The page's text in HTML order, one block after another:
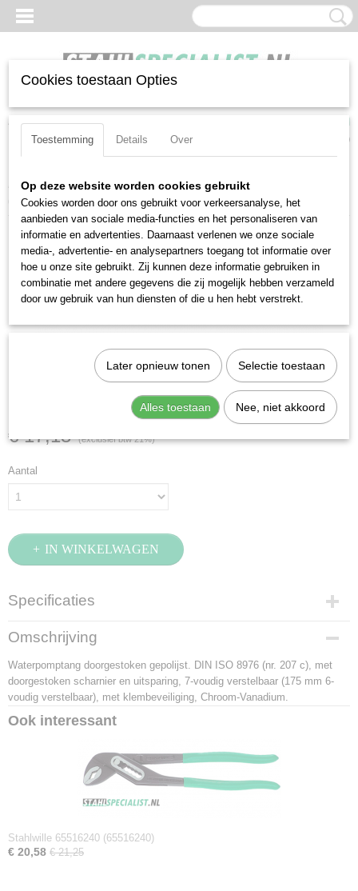
Inloggen Registreren
(0)
Home >Tangen>Waterpomptangen>Stahlwille 65516175
(65516175)
Stahlwille 65516175
(65516175)
€ 17,13 (exclusief btw 21%)
Aantal
IN WINKELWAGEN
Specificaties
Productcode
65516175
EAN code
4018754206353
Productcode leverancier
65516175
Afmetingen (l,b,h)
17,50 x 4,40 x 1,30 cm
Omschrijving
Waterpomptang doorgestoken gepolijst. DIN ISO 8976 (nr. 207 c), met
doorgestoken scharnier en uitsparing, 7-voudig verstelbaar (175 mm 6-
voudig verstelbaar), met klembeveiliging, Chroom-Vanadium.
Ook interessant
Stahlwille 65516240 (65516240)
€ 20,58 € 21,25
Cookies toestaan Opties
Toestemming Details Over
Op deze website worden cookies gebruikt
Cookies worden door ons gebruikt voor verkeersanalyse, het
aanbieden van sociale media-functies en het personaliseren van
informatie en advertenties. Daarnaast verlenen we onze sociale
media-, advertentie- en analysepartners toegang tot informatie over
hoe u onze site gebruikt. Zij kunnen deze informatie gebruiken in
combinatie met andere gegevens die zij mogelijk hebben verzameld
door uw gebruik van hun diensten of die u hen hebt verstrekt.
Later opnieuw tonen Selectie toestaan
Alles toestaan Nee, niet akkoord